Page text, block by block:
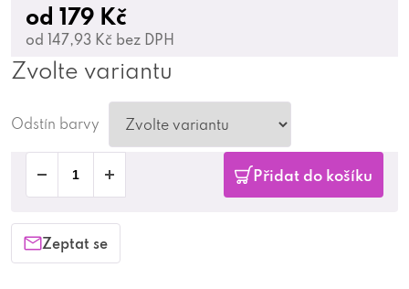
od 179 Kč
od 147,93 Kč bez DPH
Zvolte variantu
Odstín barvy
Přidat do košíku
Zeptat se